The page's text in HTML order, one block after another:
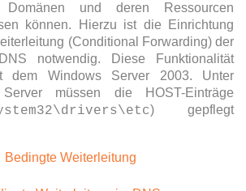
und deren Ressourcen
können. Hierzu ist die Einrichtung
(Conditional Forwarding) der
notwendig. Diese Funktionalität
dem Windows Server 2003. Unter
müssen die HOST-Einträge
) gepflegt